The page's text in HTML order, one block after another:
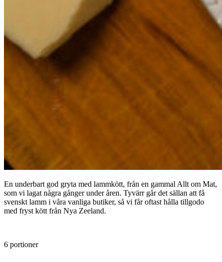
En underbart god gryta med lammkött, från en gammal Allt om Mat,
som vi lagat några gånger under åren. Tyvärr går det sällan att få
svenskt lamm i våra vanliga butiker, så vi får oftast hålla tillgodo
med fryst kött från Nya Zeeland.
6 portioner